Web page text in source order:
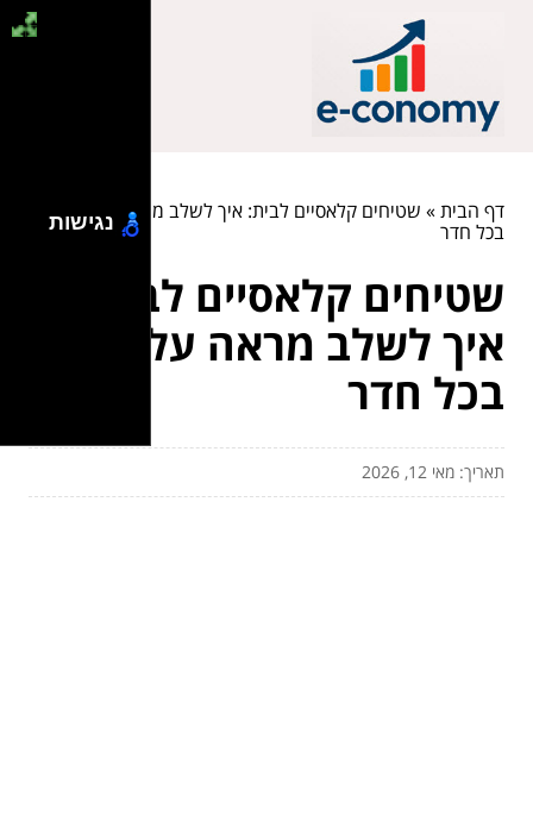
דף הבית» שטיחים קלאסיים לבית: איך לשלב מראה על-זמני
בכל חדר
שטיחים קלאסיים לבית:
איך לשלב מראה על-זמני
בכל חדר
תאריך: מאי 12, 2026
נגישות